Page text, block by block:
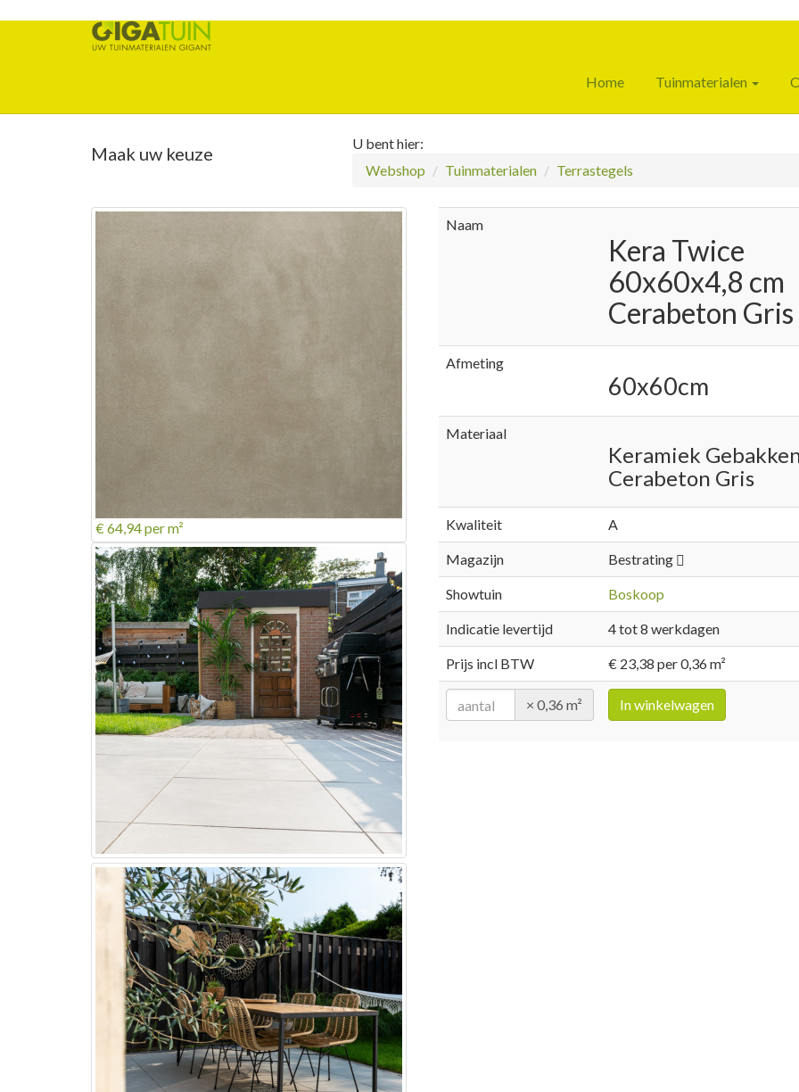
Home Tuinmaterialen
Maak uw keuze
U bent hier:
Webshop
Tuinmaterialen Terrastegels
€ 64,94per m²
Naam
Kera Twice
60x60x4,8 cm
Cerabeton Gris
Afmeting
60x60cm
Materiaal
Keramiek
Cerabeton Gris
Kwaliteit A
Magazijn Bestrating
Showtuin Boskoop
Indicatie levertijd 4 tot 8 werkdagen
Prijs incl BTW € 23,38 per 0,36 m²
× 0,36 m² In winkelwagen